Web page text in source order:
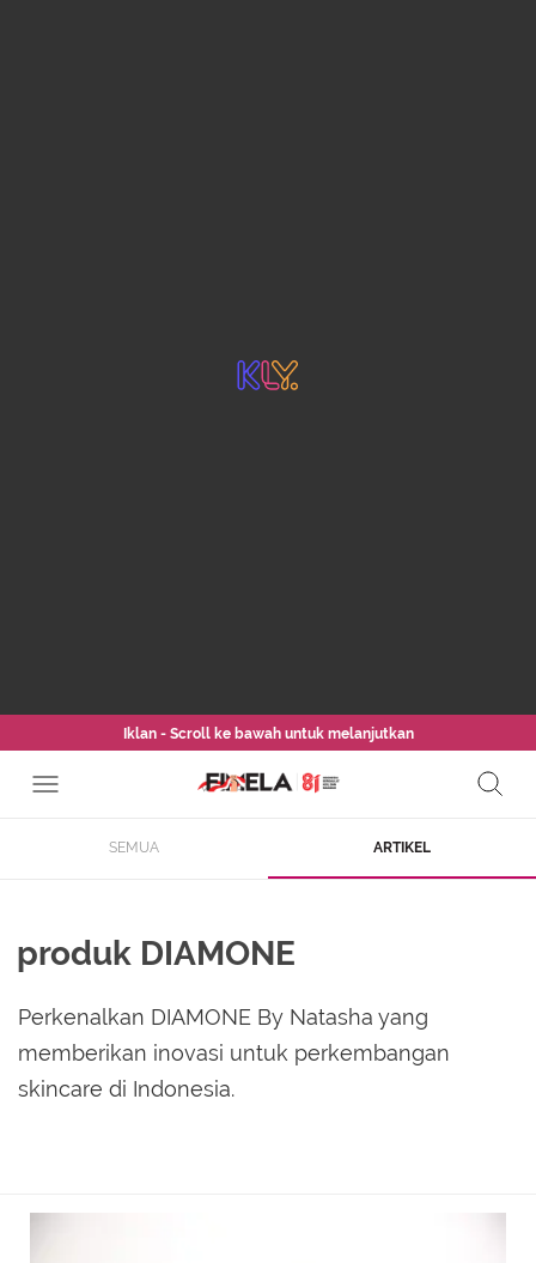
Iklan - Scroll ke bawah untuk melanjutkan
SEMUA ARTIKEL
produk DIAMONE
Perkenalkan DIAMONE By Natasha yang
memberikan inovasi untuk perkembangan
skincare di Indonesia.